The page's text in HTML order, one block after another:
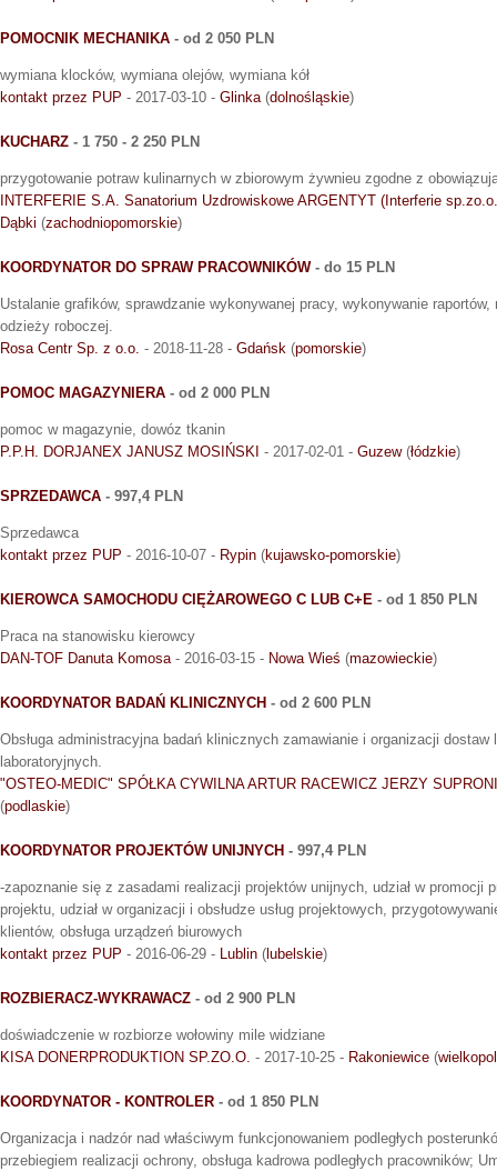
POMOCNIK MECHANIKA - od 2 050 PLN
wymiana klocków, wymiana olejów, wymiana kół
kontakt przez PUP - 2017-03-10 - Glinka(dolnośląskie)
KUCHARZ - 1 750 - 2 250 PLN
przygotowanie potraw kulinarnych w zbiorowym żywnieu zgodne z
INTERFERIE S.A. Sanatorium Uzdrowiskowe ARGENTYT (Interferie
Dąbki (zachodniopomorskie)
KOORDYNATOR DO SPRAW PRACOWNIKÓW- do 15 PLN
Ustalanie grafików, sprawdzanie wykonywanej pracy, wykonywanie
odzieży roboczej.
Rosa Centr Sp. z o.o. - 2018-11-28 - Gdańsk (pomorskie)
POMOC MAGAZYNIERA - od 2 000 PLN
pomoc w magazynie, dowóz tkanin
P.P.H. DORJANEX JANUSZ MOSIŃSKI - 2017-02-01 - Guzew(łódzkie)
SPRZEDAWCA - 997,4 PLN
Sprzedawca
kontakt przez PUP - 2016-10-07 - Rypin (kujawsko-pomorskie)
KIEROWCA SAMOCHODU CIĘŻAROWEGO C LUB C+E - od 1 850 PLN
Praca na stanowisku kierowcy
DAN-TOF Danuta Komosa- 2016-03-15 - Nowa Wieś (mazowieckie)
KOORDYNATOR BADAŃ KLINICZNYCH - od 2 600 PLN
Obsługa administracyjna badań klinicznych zamawianie i organizacji dostaw
laboratoryjnych.
"OSTEO-MEDIC" SPÓŁKA CYWILNA ARTUR RACEWICZ JERZY
(podlaskie)
KOORDYNATOR PROJEKTÓW UNIJNYCH - 997,4 PLN
-zapoznanie się z zasadami realizacji projektów unijnych, udział w promocji
projektu, udział w organizacji i obsłudze usług projektowych,
klientów, obsługa urządzeń biurowych
kontakt przez PUP - 2016-06-29 - Lublin ( lubelskie)
ROZBIERACZ-WYKRAWACZ - od 2 900 PLN
doświadczenie w rozbiorze wołowiny mile widziane
KISA DONERPRODUKTION SP.ZO.O. - 2017-10-25 - Rakoniewice (
KOORDYNATOR - KONTROLER - od 1 850 PLN
Organizacja i nadzór nad właściwym funkcjonowaniem podległych
przebiegiem realizacji ochrony, obsługa kadrowa podległych pracowników;